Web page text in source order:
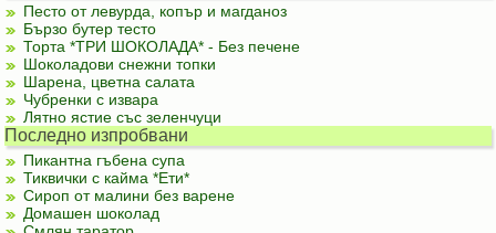
Песто от левурда, копър и магданоз
Бързо бутер тесто
Торта *ТРИ ШОКОЛАДА* - Без печене
Шоколадови снежни топки
Шарена, цветна салата
Чубренки с извара
Лятно ястие със зеленчуци
Последно изпробвани
Пикантна гъбена супа
Тиквички с кайма *Ети*
Сироп от малини без варене
Домашен шоколад